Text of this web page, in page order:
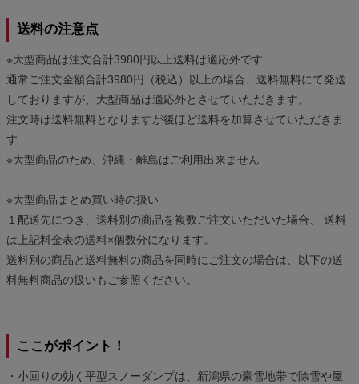
送料の注意点
※大型商品は注文合計3980円以上送料は適応外です
通常ご注文金額合計3980円（税込）以上の場合、送料無料にて発送
しておりますが、大型商品は適応外とさせていただきます。
注文時は送料無料となりますが後ほど送料を加算させていただきま
す
※大型商品のため、沖縄・離島はご利用出来ません
※大型商品まとめ買い時の扱い
１配送先につき、送料別の商品を複数ご注文いただいた場合、 送料
は上記料金表の送料×個数分になります。
送料別の商品と送料無料の商品を同時にご注文の場合は、以下の送
料無料商品の扱いもご参照ください。
ここがポイント！
・小回りの効く平型スノーダンプは、新潟県の豪雪地帯で除雪や屋